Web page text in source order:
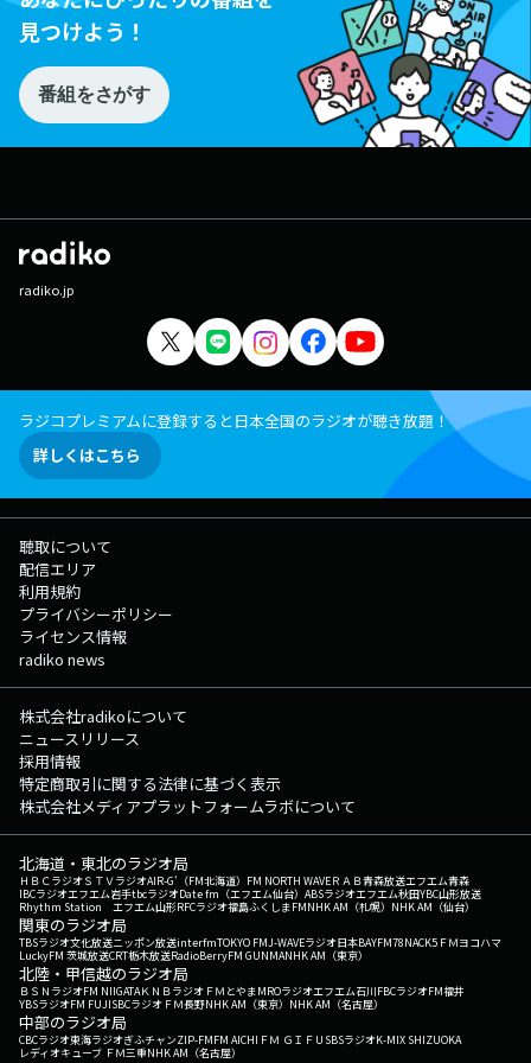
見つけよう！
番組をさがす
radiko.jp
ラジコプレミアムに登録すると日本全国のラジオが聴き放題！
詳しくはこちら
聴取について
配信エリア
利用規約
プライバシーポリシー
ライセンス情報
radiko news
株式会社radikoについて
ニュースリリース
採用情報
特定商取引に関する法律に基づく表示
株式会社メディアプラットフォームラボについて
北海道・東北のラジオ局
ＨＢＣラジオＳＴＶラジオAIR-G'（FM北海道） FM NORTH WAVEＲＡＢ青森放送エフエム青森
IBCラジオエフエム岩手tbcラジオDate fm（エフエム仙台） ABSラジオエフエム秋田YBC山形放送
Rhythm Station エフエム山形RFCラジオ福島ふくしまFMNHK AM（札幌） NHK AM（仙台）
関東のラジオ局
TBSラジオ文化放送ニッポン放送interfmTOKYO FMJ-WAVEラジオ日本BAYFM78NACK5 ＦＭヨコハマ
LuckyFM 茨城放送CRT栃木放送RadioBerryFM GUNMANHK AM（東京）
北陸・甲信越のラジオ局
ＢＳＮラジオFM NIIGATAＫＮＢラジオ ＦＭとやまMROラジオエフエム石川FBCラジオFM福井
YBSラジオFM FUJISBCラジオ ＦＭ長野NHK AM（東京） NHK AM（名古屋）
中部のラジオ局
CBCラジオ東海ラジオぎふチャンZIP-FMFM AICHI ＦＭ ＧＩＦＵ SBSラジオK-MIX SHIZUOKA
レディオキューブ ＦＭ三重NHK AM（名古屋）